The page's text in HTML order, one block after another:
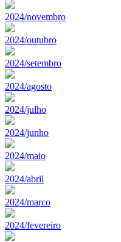
2024/novembro
2024/outubro
2024/setembro
2024/agosto
2024/julho
2024/junho
2024/maio
2024/abril
2024/marco
2024/fevereiro